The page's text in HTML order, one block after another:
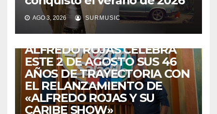
AGO 3, 2026 SURMUSIC
CABIMAS ENTRETENIMIENTO TALENTO ZULIANO
VENEZUELA
DE VUELTA A CASA:
ALFREDO ROJAS CELEBRA
ESTE 2 DE AGOSTO SUS 46
AÑOS DE TRAYECTORIA CON
EL RELANZAMIENTO DE
«ALFREDO ROJAS Y SU
CARIBE SHOW»